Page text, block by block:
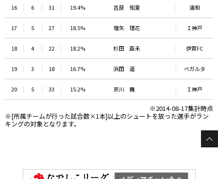
16 6 31 19.4% 吉良 知夏 浦和
17 5 27 18.5% 増矢 理花 Ｉ神戸
18 4 22 18.2% 杉田 亜未 伊賀FC
19 3 18 16.7% 浜田 遥 ベガルタ
20 5 33 15.2% 京川 舞 Ｉ神戸
※2014-08-17集計時点
※[所属チームが行った試合数×1本]以上のシュートを放った選手がラン
キングの対象となります。